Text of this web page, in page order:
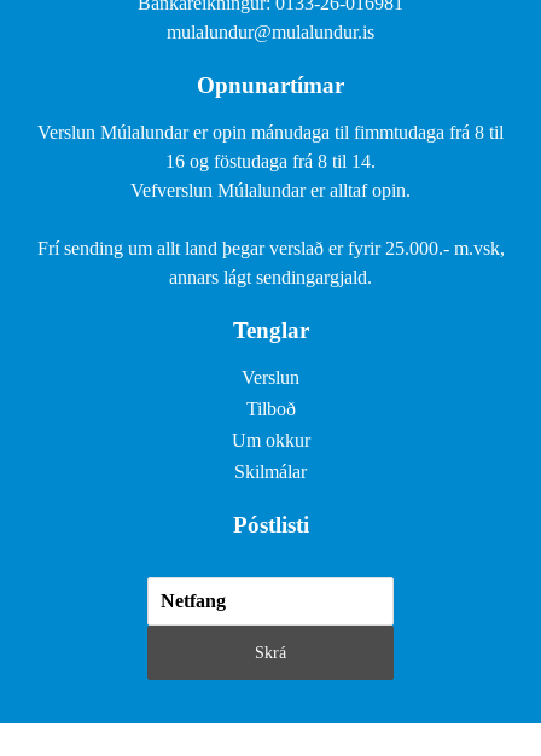
mulalundur@mulalundur.is
Opnunartímar
Verslun Múlalundar er opin mánudaga til fimmtudaga frá 8 til
16 og föstudaga frá 8 til 14.
Vefverslun Múlalundar er alltaf opin.
Frí sending um allt land þegar verslað er fyrir 25.000.- m.vsk,
annars lágt sendingargjald.
Tenglar
Verslun
Tilboð
Um okkur
Skilmálar
Póstlisti